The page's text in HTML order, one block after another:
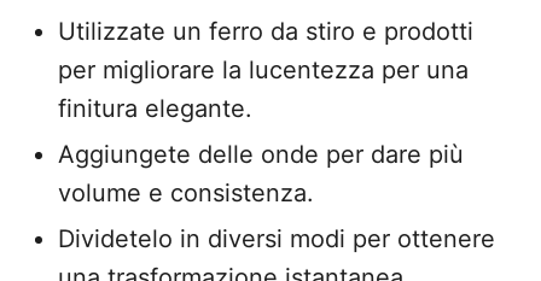
Utilizzate un ferro da stiro e prodotti
per migliorare la lucentezza per una
finitura elegante.
Aggiungete delle onde per dare più
volume e consistenza.
Dividetelo in diversi modi per ottenere